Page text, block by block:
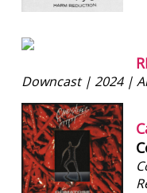
Downcast | 2024 |